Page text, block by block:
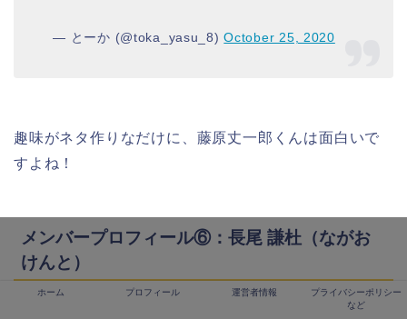
— とーか (@toka_yasu_8)October 25, 2020
趣味がネタ作りなだけに、藤原丈一郎くんは面白いで
すよね！
メンバープロフィール⑥：長尾 謙杜（ながお
けんと）
ホーム プロフィール 運営者情報
プライバシーポリシー
など